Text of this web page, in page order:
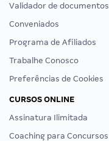
Validador de documentos
Conveniados
Programa de Afiliados
Trabalhe Conosco
Preferências de Cookies
CURSOS ONLINE
Assinatura Ilimitada
Coaching para Concursos